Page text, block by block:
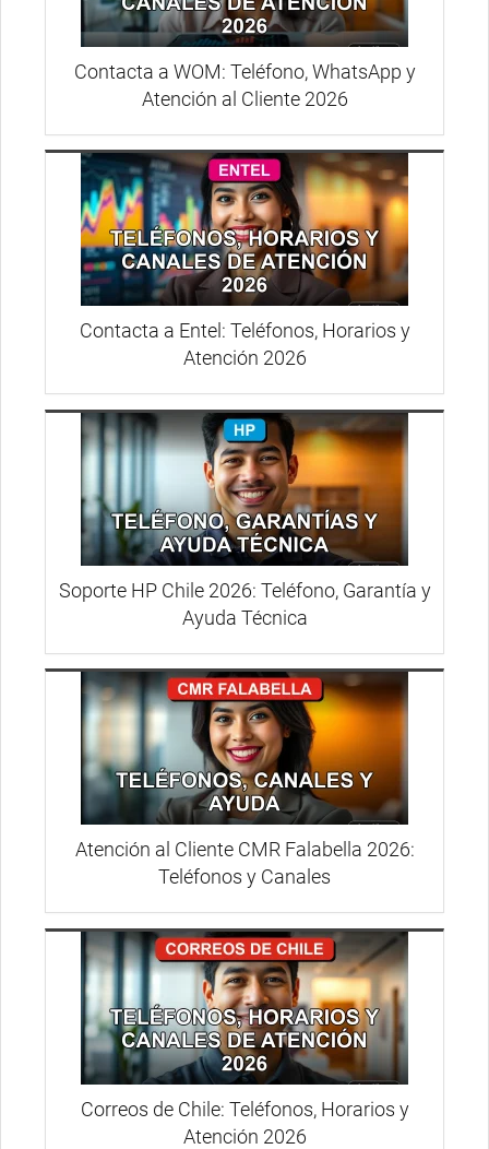
Contacta a WOM: Teléfono, WhatsApp y
Atención al Cliente 2026
Contacta a Entel: Teléfonos, Horarios y
Atención 2026
Soporte HP Chile 2026: Teléfono, Garantía y
Ayuda Técnica
Atención al Cliente CMR Falabella 2026:
Teléfonos y Canales
Correos de Chile: Teléfonos, Horarios y
Atención 2026